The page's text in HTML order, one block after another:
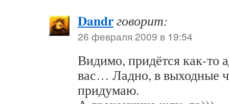
Dandrговорит:
26 февраля 2009 в 19:54
Видимо, придётся как-то
вас… Ладно, в выходные
придумаю.